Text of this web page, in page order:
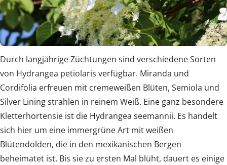
Durch langjährige Züchtungen sind verschiedene Sorten
von Hydrangea petiolaris verfügbar. Miranda und
Cordifolia erfreuen mit cremeweißen Blüten, Semiola und
Silver Lining strahlen in reinem Weiß. Eine ganz besondere
Kletterhortensie ist die Hydrangea seemannii. Es handelt
sich hier um eine immergrüne Art mit weißen
Blütendolden, die in den mexikanischen Bergen
beheimatet ist. Bis sie zu ersten Mal blüht, dauert es einige